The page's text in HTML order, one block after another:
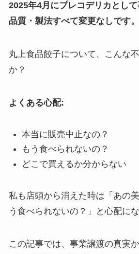
2025年4月にプレコデリカとして
品質・製法すべて変更なしです。
丸上食品餃子について、こんな
か？
よくある心配:
本当に販売中止なの？
もう食べられないの？
どこで買えるか分からない
私も店頭から消えた時は「あの
う食べられないの？」と心配にな
この記事では、事業譲渡の真実